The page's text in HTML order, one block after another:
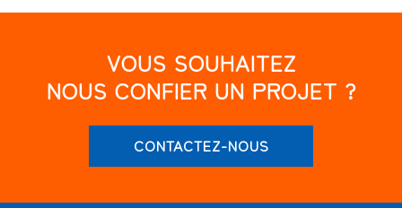
VOUS SOUHAITEZ
NOUS CONFIER UN PROJET ?
CONTACTEZ-NOUS